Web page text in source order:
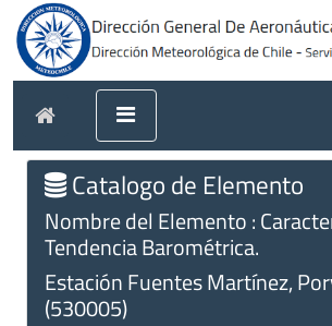
Catalogo de Elemento
Nombre del Elemento :
Tendencia Barométrica.
Estación Fuentes Martínez,
(530005)